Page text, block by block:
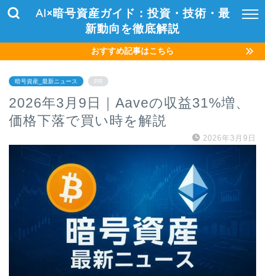
AI×暗号資産ガイド：投資・技術・最
新動向を徹底解説
おすすめ記事はこちら
暗号資産_最新ニュース PR
2026年3月9日｜Aaveの収益31%増、
価格下落で買い時を解説
2026年3月9日